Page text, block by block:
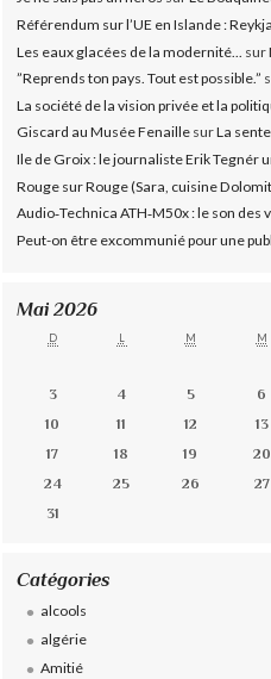
Référendum sur l’UE en Islande :
Les eaux glacées de la modernité...
sur
”Reprends ton pays. Tout est possible.”
La société de la vision privée et la
Giscard au Musée Fenaille surLa
Ile de Groix : le journaliste Erik Tegnér
Rouge sur Rouge (Sara, cuisine
Audio‑Technica ATH‑M50x : le son des
Peut-on être excommunié pour une
Mai 2026
D L M M
3
4 5 6
10
11 12 13
17
18 19 20
24
25 26 27
31
Catégories
alcools
algérie
Amitié